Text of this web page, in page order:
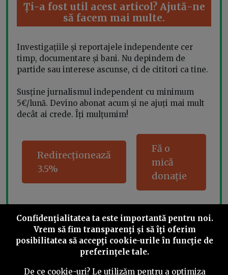
Ți-a fost util acest articol? Ajută-ne
să facem mai multe.
Investigațiile și reportajele independente cer
timp, documentare și bani. Nu depindem de
partide sau interese ascunse, ci de cititori ca tine.
Susține jurnalismul independent cu minimum
5€/lună. Devino abonat acum și ne ajuți mai mult
decât ai crede. Îți mulțumim!
Redirecționează
3.5%
Fă o
mică
donație
Share this
Confidenţialitatea ta este importantă pentru noi.
Vrem să fim transparenţi și să îţi oferim
posibilitatea să accepţi cookie-urile în funcţie de
preferinţele tale.
De ce cookie-uri? Le utilizăm pentru a optimiza